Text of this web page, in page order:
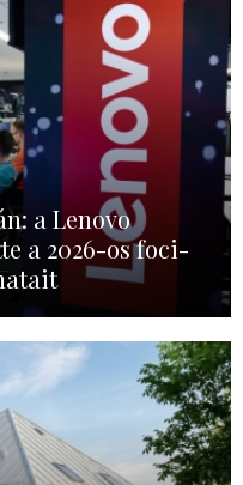
a Lenovo
a 2026-os foci-